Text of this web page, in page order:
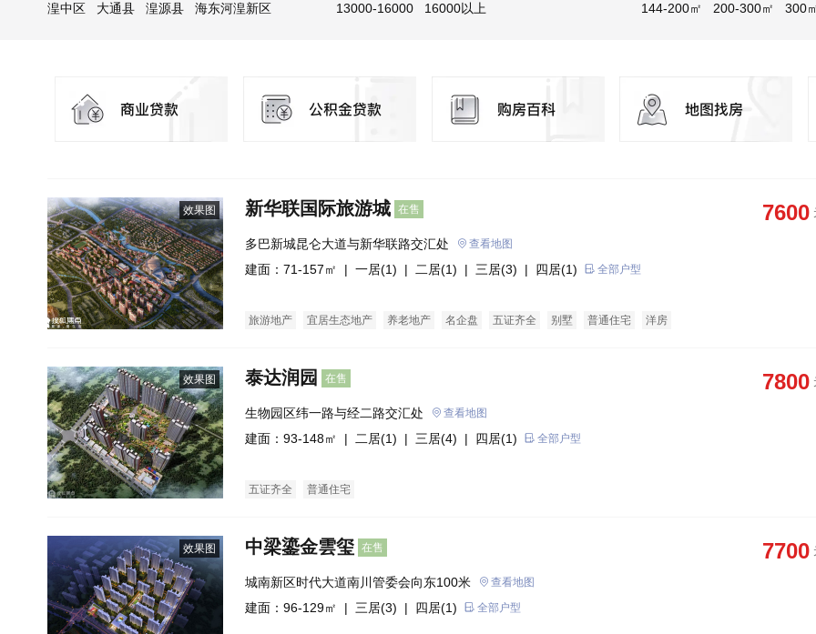
湟中区
大通县 湟源县 海东河湟新区
13000-16000
16000以上
144-200㎡
200-300㎡ 300
效果图 新华联国际旅游城 在售 7600
多巴新城昆仑大道与新华联路交汇处 查看地图
建面：71-157㎡ | 一居(1) | 二居(1) | 三居(3) | 四居(1) 全部户型
旅游地产 宜居生态地产 养老地产 名企盘 五证齐全 别墅 普通住宅 洋房
效果图 泰达润园 在售 7800
生物园区纬一路与经二路交汇处 查看地图
建面：93-148㎡ | 二居(1) | 三居(4) | 四居(1) 全部户型
五证齐全 普通住宅
效果图 中梁鎏金雲玺 在售 7700
城南新区时代大道南川管委会向东100米 查看地图
建面：96-129㎡ | 三居(3) | 四居(1) 全部户型